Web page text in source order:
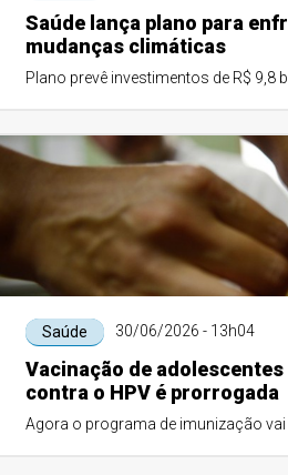
Saúde lança plano para
mudanças climáticas
Plano prevê investimentos de R$ 9,8
Saúde 30/06/2026 - 13h04
Vacinação de adolescentes
contra o HPV é prorrogada
Agora o programa de imunização vai